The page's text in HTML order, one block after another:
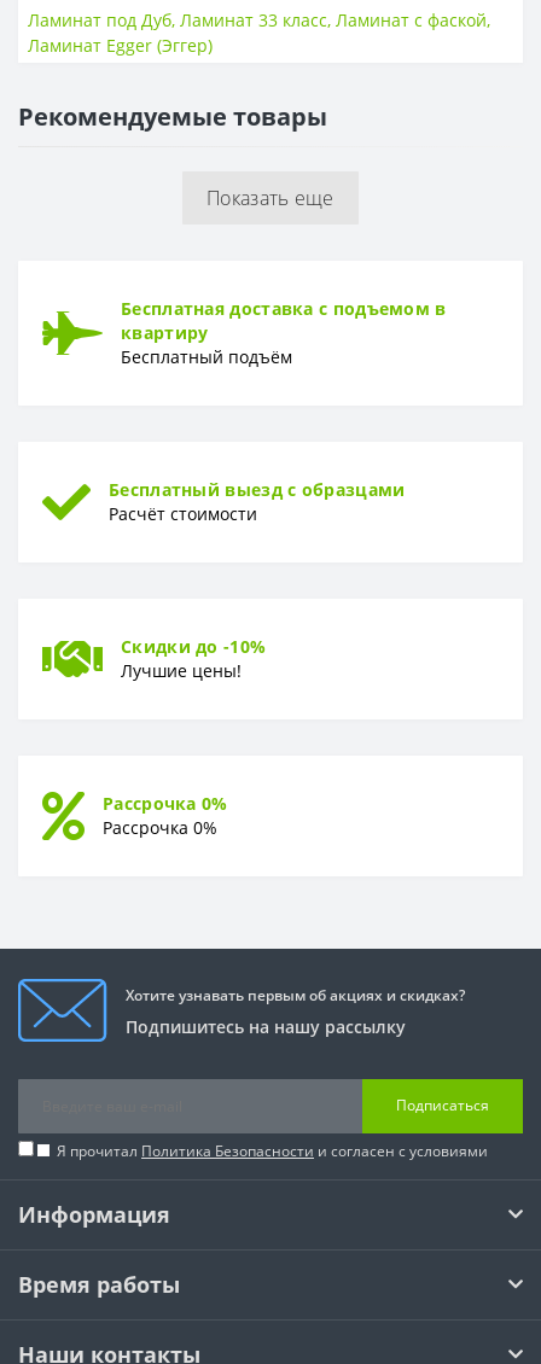
Класс износостойкости 33 класс
ПОВЕРХНОСТЬ
Ламинат под Дуб, Ламинат 33 класс, Ламинат с фаской,
Ламинат Egger (Эггер)
Рекомендуемые товары
Показать еще
Бесплатная доставка с подъемом в
квартиру
Бесплатный подъём
Бесплатный выезд с образцами
Расчёт стоимости
Скидки до -10%
Лучшие цены!
Рассрочка 0%
Рассрочка 0%
Хотите узнавать первым об акциях и скидках?
Подпишитесь на нашу рассылку
Подписаться
Я прочитал Политика Безопасности и согласен с условиями
Информация
Время работы
Наши контакты